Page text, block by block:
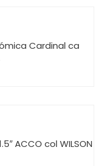
Cardinal ca
ACCO col WILSON